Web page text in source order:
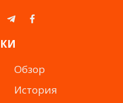
TelegramFacebook
Обзор
История